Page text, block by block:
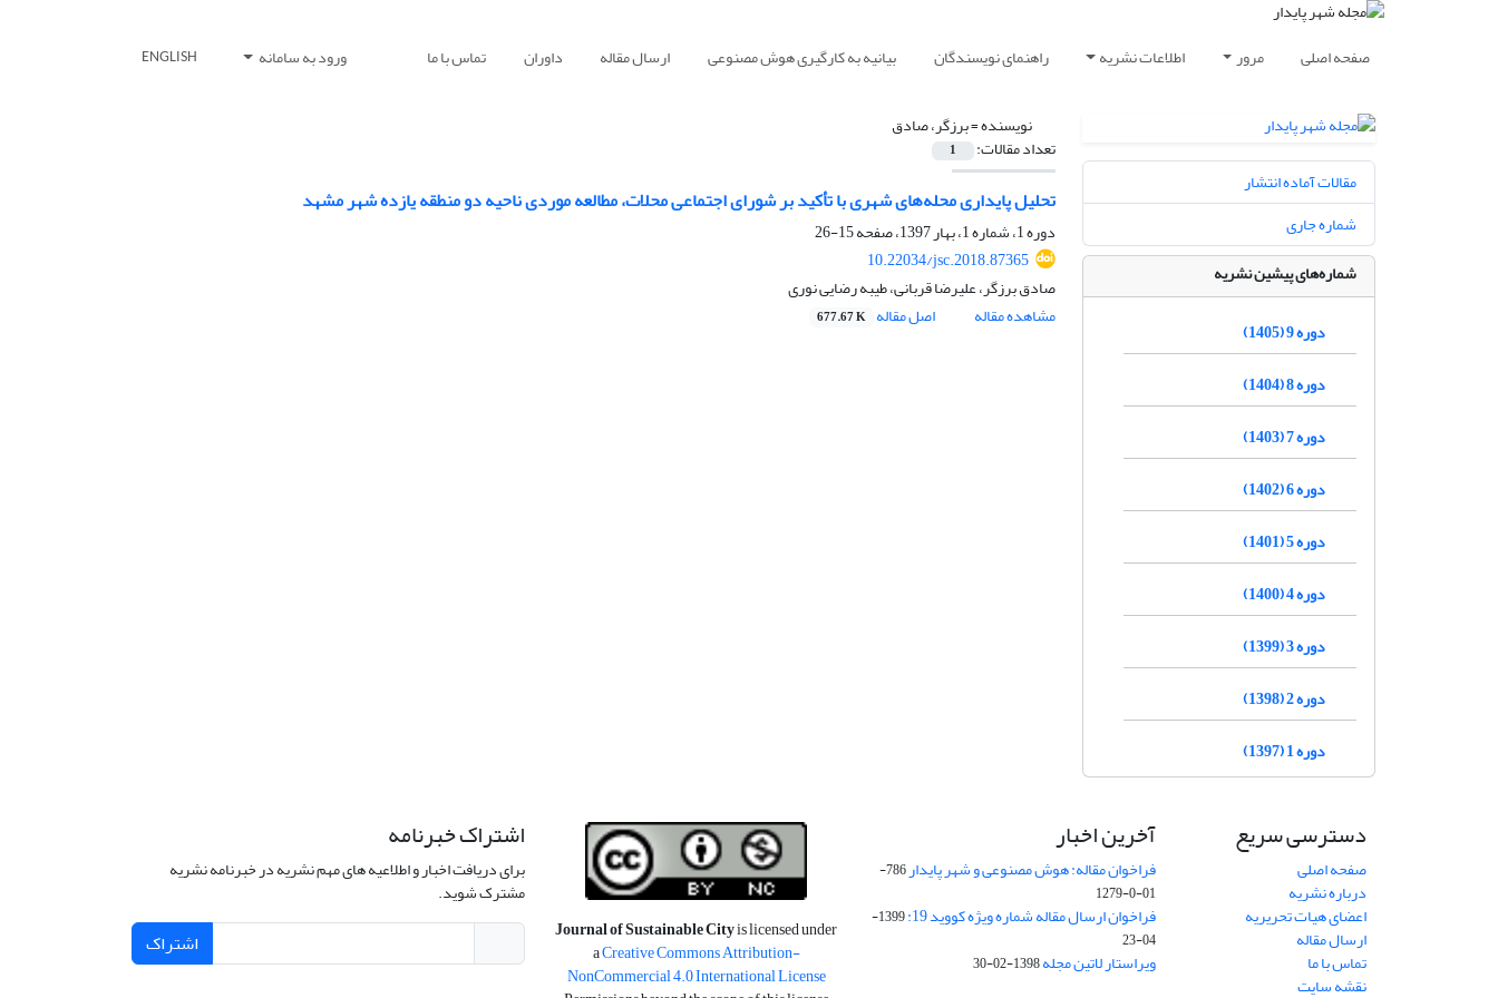
صفحه اصلی مرور اطلاعات نشریه راهنمای نویسندگان بیانیه به کارگیری هوش مصنوعی ارسال مقاله داوران تماس با ما ورود به سامانه ENGLISH
نویسنده =برزگر، صادق
تعداد مقالات: 1
تحلیل پایداری محله‌های شهری با تأکید بر شورای اجتماعی محلات، مطالعه موردی ناحیه دو منطقه یازده شهر مشهد
دوره 1، شماره 1، بهار 1397، صفحه
15-26
10.22034/jsc.2018.87365
صادق برزگر، علیرضا قربانی، طیبه رضایی نوری
مشاهده مقاله
اصل مقاله 677.67 K
مقالات آماده انتشار
شماره جاری
شماره‌های پیشین نشریه
دوره 9 (1405)
دوره 8 (1404)
دوره 7 (1403)
دوره 6 (1402)
دوره 5 (1401)
دوره 4 (1400)
دوره 3 (1399)
دوره 2 (1398)
دوره 1 (1397)
دسترسی سریع
صفحه اصلی
درباره نشریه
اعضای هیات تحریریه
ارسال مقاله
تماس با ما
نقشه سایت
آخرین اخبار
فراخوان مقاله: هوش مصنوعی و شهر پایدار
786-
01-0-1279
فراخوان ارسال مقاله شماره ویژه کووید 19:
1399-
04-23
ویراستار لاتین مجله1398-02-30
Journal of Sustainable Cityis licensed under
aCreative Commons Attribution-
NonCommercial 4.0 International License
اشتراک خبرنامه
برای دریافت اخبار و اطلاعیه های مهم نشریه در خبرنامه نشریه
مشترک شوید.
اشتراک